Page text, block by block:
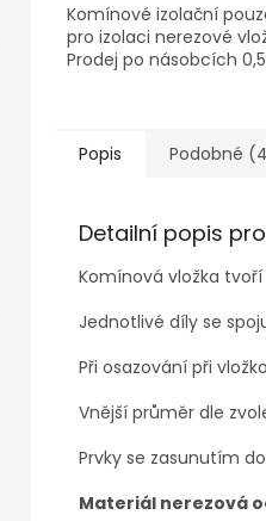
Komínové izolační
pro izolaci nerezové
Prodej po násobcích
Popis Podobné
Detailní popis
Komínová vložka
Jednotlivé díly se
Při osazování při
Vnější průměr dle
Prvky se zasunutím
Materiál nerezová